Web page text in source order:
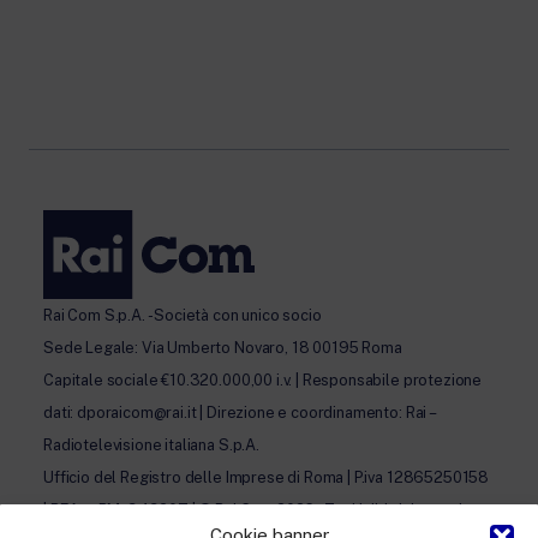
Rai Com S.p.A. - Società con unico socio
Sede Legale: Via Umberto Novaro, 18 00195 Roma
Capitale sociale €10.320.000,00 i.v. | Responsabile protezione
dati: dporaicom@rai.it | Direzione e coordinamento: Rai –
Radiotelevisione italiana S.p.A.
Ufficio del Registro delle Imprese di Roma | P.iva 12865250158
| REA n. RM- 949207 | © Rai Com 2026 - Tutti i diritti riservati